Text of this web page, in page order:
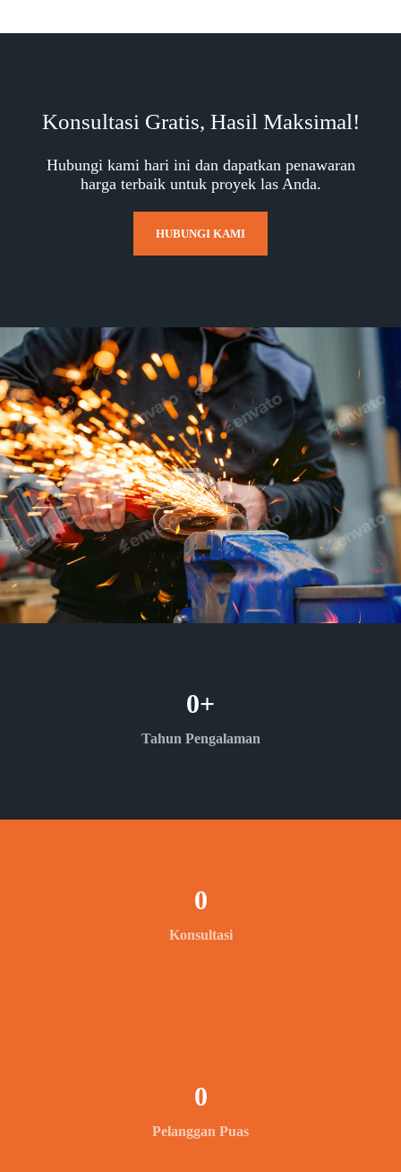
Konsultasi Gratis, Hasil Maksimal!
Hubungi kami hari ini dan dapatkan penawaran
harga terbaik untuk proyek las Anda.
HUBUNGI KAMI
Tahun Pengalaman
0+
Konsultasi
0
Pelanggan Puas
0